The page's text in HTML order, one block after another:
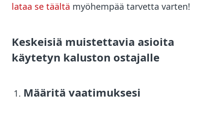
lataa se täältä myöhempää tarvetta varten!
Keskeisiä muistettavia asioita
käytetyn kaluston ostajalle
Määritä vaatimuksesi